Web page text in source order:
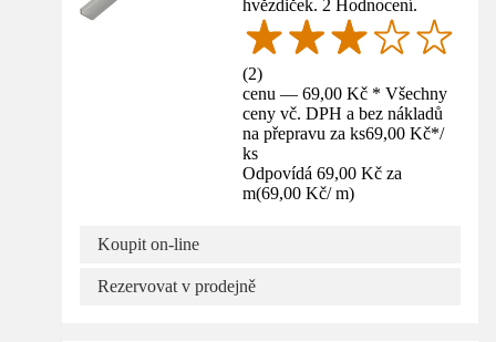
hvězdiček. 2 Hodnocení.
(2)
cenu — 69,00 Kč * Všechny
ceny vč. DPH a bez nákladů
na přepravu za ks69,00 Kč*/
ks
Odpovídá 69,00 Kč za
m(69,00 Kč/ m)
Koupit on-line
Rezervovat v prodejně